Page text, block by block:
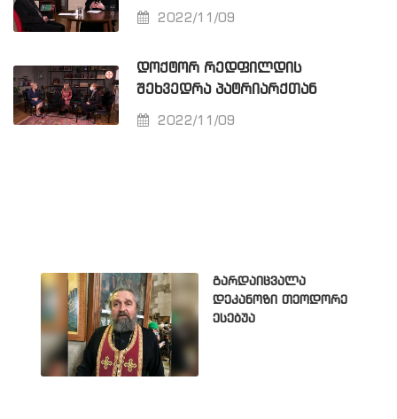
2022/11/09
ᲓᲝᲥᲢᲝᲠ ᲠᲔᲓᲤᲘᲚᲓᲘᲡ
ᲨᲔᲮᲕᲔᲓᲠᲐ ᲞᲐᲢᲠᲘᲐᲠᲥᲗᲐᲜ
2022/11/09
გარდაიცვალა
დეკანოზი თეოდორე
ესებუა